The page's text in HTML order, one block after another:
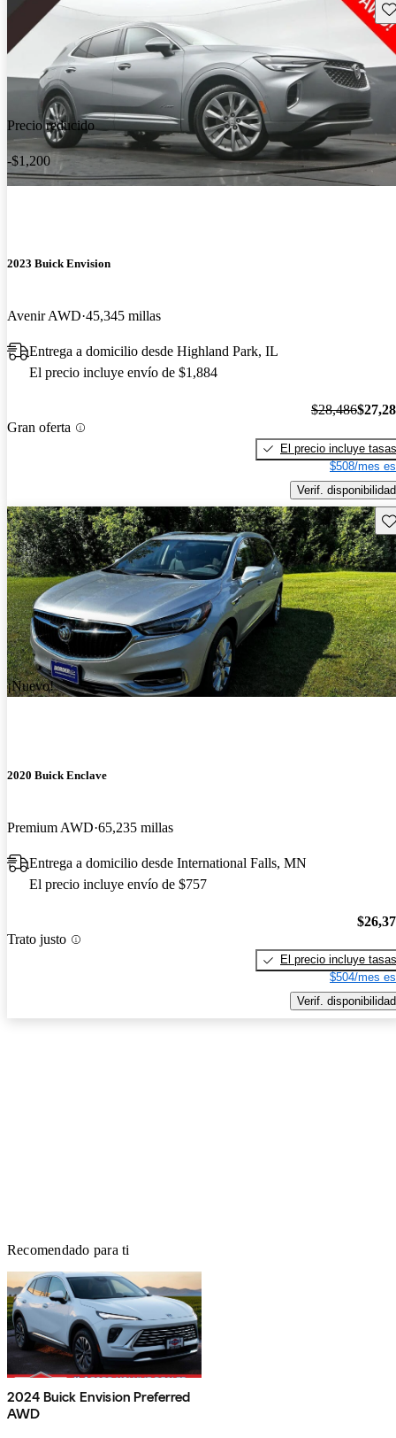
Precio reducido
-$1,200
2023 Buick Envision
Avenir AWD 45,345 millas
Entrega a domicilio desde Highland Park, IL
El precio incluye envío de $1,884
Gran oferta
$28,486
El precio incluye tasas
$508/mes
Verif. disponibilidad
¡Nuevo!
2020 Buick Enclave
Premium AWD 65,235 millas
Entrega a domicilio desde International Falls, MN
El precio incluye envío de $757
Trato justo
El precio incluye tasas
$504/mes
Verif. disponibilidad
Recomendado para ti
2024 Buick Envision Preferred
AWD